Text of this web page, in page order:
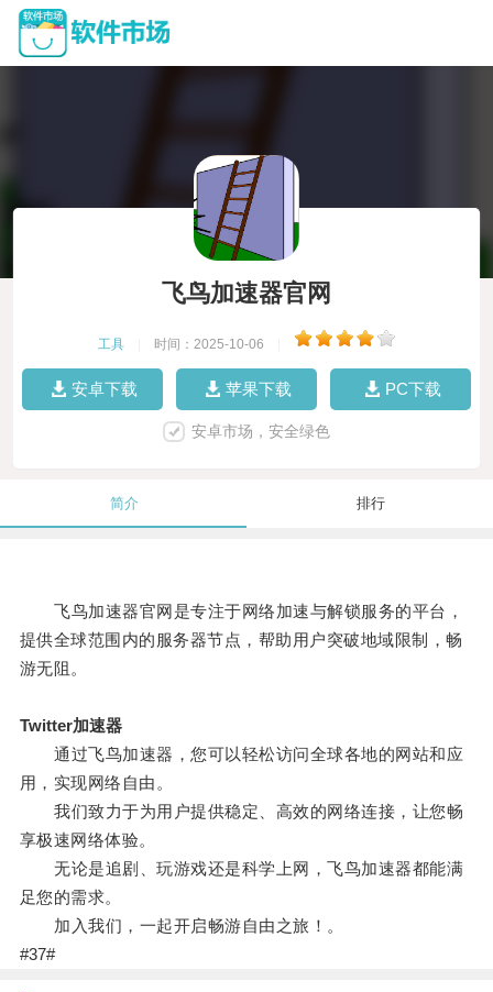
飞鸟加速器官网
工具 时间：2025-10-06
安卓下载 苹果下载 PC下载
安卓市场，安全绿色
简介 排行
飞鸟加速器官网是专注于网络加速与解锁服务的平台，
提供全球范围内的服务器节点，帮助用户突破地域限制，畅
游无阻。
Twitter加速器
通过飞鸟加速器，您可以轻松访问全球各地的网站和应
用，实现网络自由。
我们致力于为用户提供稳定、高效的网络连接，让您畅
享极速网络体验。
无论是追剧、玩游戏还是科学上网，飞鸟加速器都能满
足您的需求。
加入我们，一起开启畅游自由之旅！。
#37#